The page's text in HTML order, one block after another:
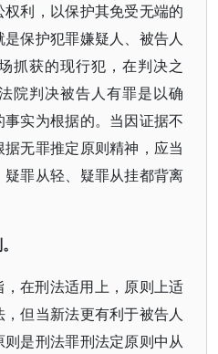
利，以保护其免受无端的
保护犯罪嫌疑人、被告人
抓获的现行犯，在判决之
院判决被告人有罪是以确
实为根据的。当因证据不
无罪推定原则精神，应当
罪从轻、疑罪从挂都背离
在刑法适用上，原则上适
但当新法更有利于被告人
是刑法罪刑法定原则中从